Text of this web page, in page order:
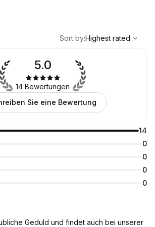
Highest rated
Sort by:Highest rated
14
0
0
0
0
5.0
14 Bewertungen
Sie eine Bewertung
Geduld und findet auch bei unserer